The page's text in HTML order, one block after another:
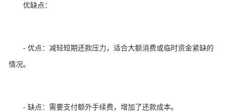
优缺点：
- 优点：减轻短期还款压力，适合大额消费或临时资金紧缺的
情况。
- 缺点：需要支付额外手续费，增加了还款成本。